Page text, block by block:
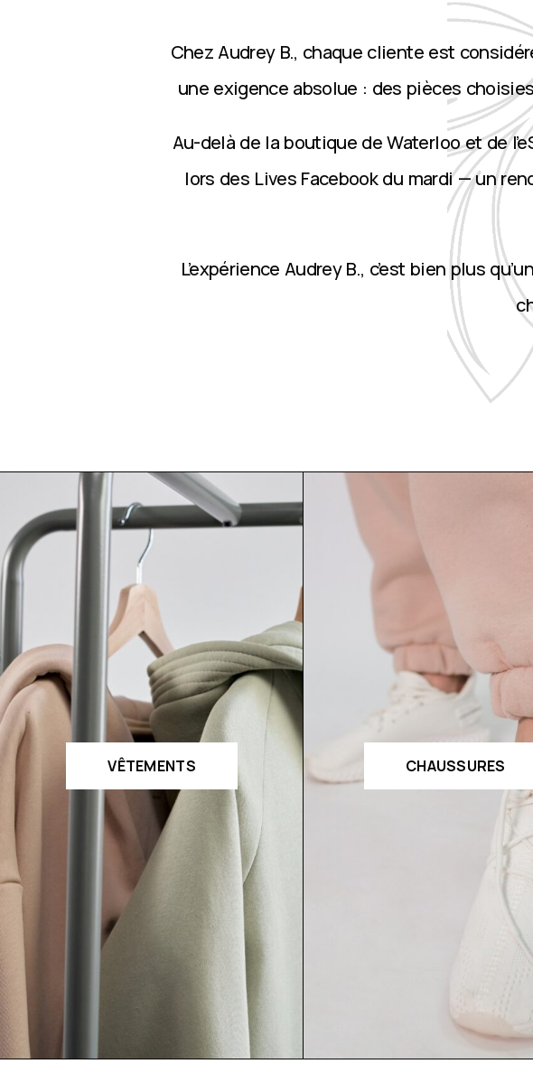
Chez Audrey B., chaque cliente est
une exigence absolue : des pièces
Au-delà de la boutique de Waterloo et de
lors des Lives Facebook du mardi — un
L’expérience Audrey B., c’est bien plus
VÊTEMENTS CHAUSSURES